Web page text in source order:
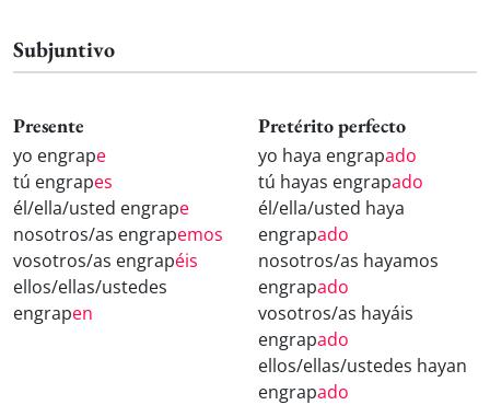
Subjuntivo
Presente
yo engrape
tú engrapes
él/ella/usted engrape
nosotros/as engrapemos
vosotros/as engrapéis
ellos/ellas/ustedes
engrapen
Pretérito perfecto
yo haya engrapado
tú hayas engrapado
él/ella/usted haya
engrapado
nosotros/as hayamos
engrapado
vosotros/as hayáis
engrapado
ellos/ellas/ustedes hayan
engrapado